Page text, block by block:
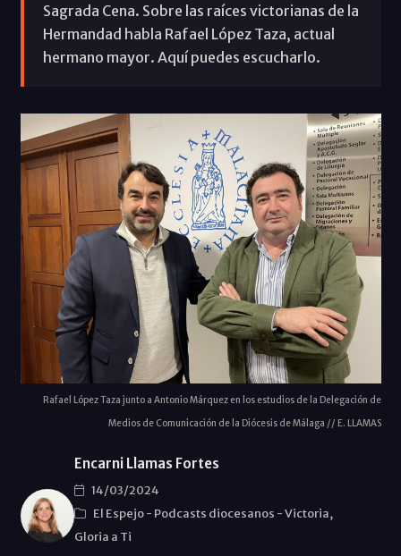
Sagrada Cena. Sobre las raíces victorianas de la
Hermandad habla Rafael López Taza, actual
hermano mayor. Aquí puedes escucharlo.
Rafael López Taza junto a Antonio Márquez en los estudios de la Delegación de
Medios de Comunicación de la Diócesis de Málaga // E. LLAMAS
Encarni Llamas Fortes
14/03/2024
El Espejo- Podcasts diocesanos -Victoria,
Gloria a Ti